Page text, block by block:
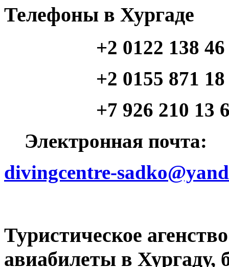
Телефоны в Хургаде
+2 0122 138
+2 0155 871 18 46
+7 926 210 13 64
Электронная почта:
divingcentre-
Туристическое
авиабилеты в Хургаду,